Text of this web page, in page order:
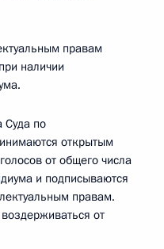
правам
наличии
Суда по
открытым
от общего числа
и подписываются
правам.
от